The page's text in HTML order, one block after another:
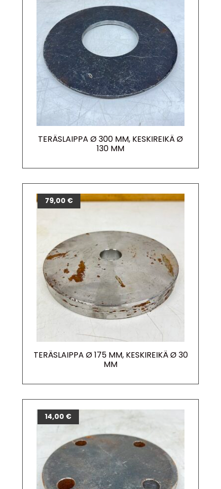
TERÄSLAIPPA Ø 300 MM, KESKIREIKÄ Ø
130 MM
TERÄSLAIPPA Ø 175 MM, KESKIREIKÄ Ø 30
MM
79,00 €
14,00 €